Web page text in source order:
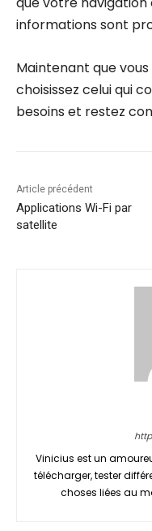
informations sont
Maintenant que
choisissez celui qui
besoins et restez
Article précédent
Applications Wi-Fi par
satellite
Vinicius est un
télécharger, tester
choses liées au